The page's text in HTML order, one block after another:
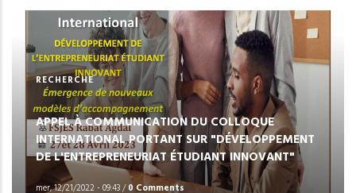
RECHERCHE
APPEL À COMMUNICATION DU COLLOQUE
INTERNATIONAL PORTANT SUR "DÉVELOPPEMENT
DE L'ENTREPRENEURIAT ÉTUDIANT INNOVANT"
mer, 12/21/2022 - 09:43/0 Comments